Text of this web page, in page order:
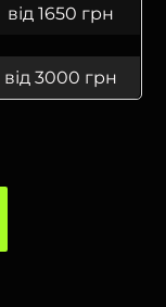
від 1650 грн
від 3000 грн